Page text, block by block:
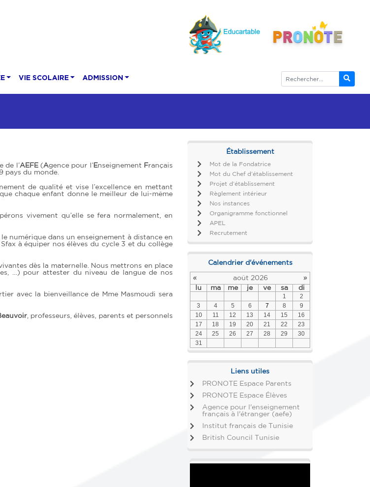
VIE SCOLAIRE ADMISSION
Établissement
Mot de la Fondatrice
Mot du Chef d’établissement
Projet d’établissement
Règlement intérieur
Nos instances
Organigramme fonctionnel
APEL
Recrutement
Calendrier d'événements
« août 2026
»
lu
ma me je ve sa
di
1
2
3
4 5 6 7 8
9
10
11 12 13 14 15
16
17
18 19 20 21 22
23
24
25 26 27 28 29
30
31
Liens utiles
PRONOTE Espace Parents
PRONOTE Espace Élèves
Agence pour l'enseignement
français à l'étranger (aefe)
Institut français de Tunisie
British Council Tunisie
de l’AEFE(Agence pour l’Enseignement Français
pays du monde.
de qualité et vise l’excellence en mettant
chaque enfant donne le meilleur de lui-même
vivement qu’elle se fera normalement, en
numérique dans un enseignement à distance en
à équiper nos élèves du cycle 3 et du collège
dès la maternelle. Nous mettrons en place
…) pour attester du niveau de langue de nos
avec la bienveillance de Mme Masmoudi sera
, professeurs, élèves, parents et personnels